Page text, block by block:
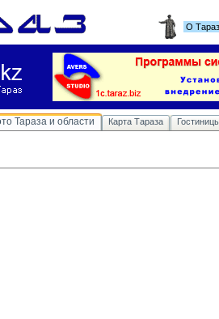
О
Тараза и области Карта Тараза